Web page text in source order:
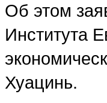
Об этом
Института
Хуацинь.